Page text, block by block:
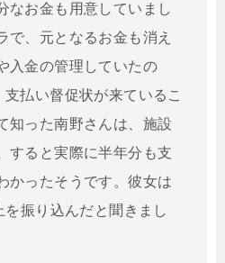
なお金も用意していまし
で、元となるお金も消え
入金の管理していたの
払い督促状が来ているこ
知った南野さんは、施設
すると実際に半年分も支
かったそうです。彼女は
振り込んだと聞きまし